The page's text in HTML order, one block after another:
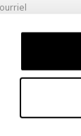
/10 -